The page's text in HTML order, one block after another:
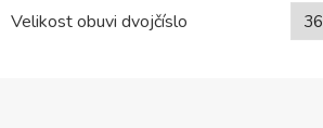
Velikost obuvi dvojčíslo